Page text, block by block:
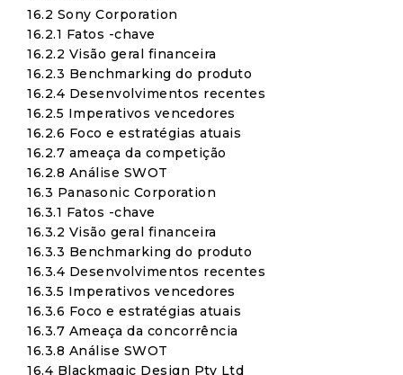
16.2 Sony Corporation
16.2.1 Fatos -chave
16.2.2 Visão geral financeira
16.2.3 Benchmarking do produto
16.2.4 Desenvolvimentos recentes
16.2.5 Imperativos vencedores
16.2.6 Foco e estratégias atuais
16.2.7 ameaça da competição
16.2.8 Análise SWOT
16.3 Panasonic Corporation
16.3.1 Fatos -chave
16.3.2 Visão geral financeira
16.3.3 Benchmarking do produto
16.3.4 Desenvolvimentos recentes
16.3.5 Imperativos vencedores
16.3.6 Foco e estratégias atuais
16.3.7 Ameaça da concorrência
16.3.8 Análise SWOT
16.4 Blackmagic Design Pty Ltd